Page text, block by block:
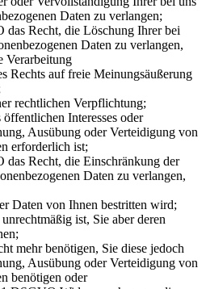
Daten zu verlangen;
das Recht, die Löschung Ihrer bei
Daten zu verlangen,
Verarbeitung
Rechts auf freie Meinungsäußerung
rechtlichen Verpflichtung;
öffentlichen Interesses oder
Ausübung oder Verteidigung von
erforderlich ist;
das Recht, die Einschränkung der
Daten zu verlangen,
Daten von Ihnen bestritten wird;
ist, Sie aber deren
mehr benötigen, Sie diese jedoch
Ausübung oder Verteidigung von
benötigen oder